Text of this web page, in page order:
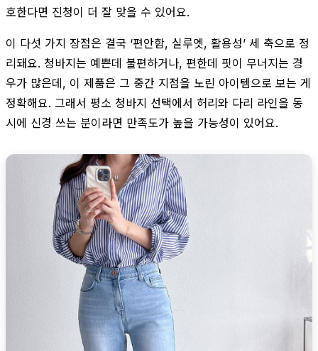
호한다면 진청이 더 잘 맞을 수 있어요.
이 다섯 가지 장점은 결국 ‘편안함, 실루엣, 활용성’ 세 축으로 정
리돼요. 청바지는 예쁜데 불편하거나, 편한데 핏이 무너지는 경
우가 많은데, 이 제품은 그 중간 지점을 노린 아이템으로 보는 게
정확해요. 그래서 평소 청바지 선택에서 허리와 다리 라인을 동
시에 신경 쓰는 분이라면 만족도가 높을 가능성이 있어요.